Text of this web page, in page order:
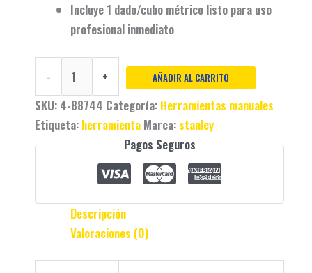
Incluye 1 dado/cubo métrico listo para uso
profesional inmediato
- + AÑADIR AL CARRITO
SKU: 4-88744 Categoría: Herramientas manuales
Etiqueta: herramienta Marca: stanley
Pagos Seguros
Descripción
Valoraciones (0)